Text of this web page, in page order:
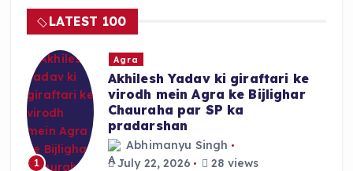
o
o
k
p
p
LATEST 100
1
Agra
Akhilesh Yadav ki giraftari ke
virodh mein Agra ke Bijlighar
Chauraha par SP ka
pradarshan
Abhimanyu Singh
July 22, 2026
28 views